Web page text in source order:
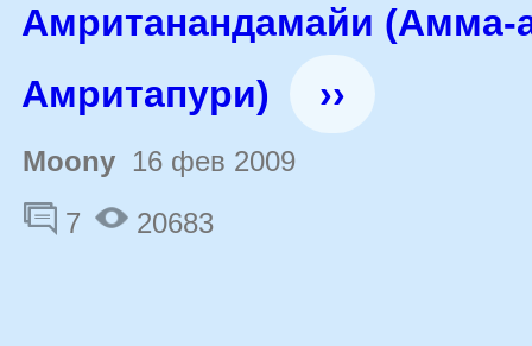
Амританандамайи
Амритапури)
››
Moony 16 фев 2009
7
20683